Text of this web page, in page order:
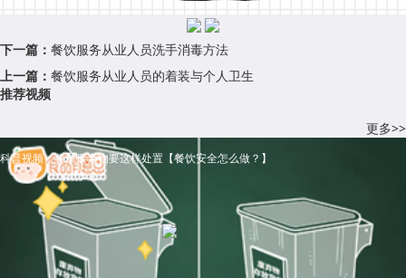
下一篇： 餐饮服务从业人员洗手消毒方法
上一篇： 餐饮服务从业人员的着装与个人卫生
推荐视频
更多>>
科普视频：餐厨废弃物要这样处置【餐饮安全怎么做？】